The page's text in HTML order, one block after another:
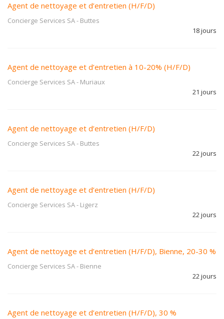
Agent de nettoyage et d’entretien (H/F/D)
Concierge Services SA- Buttes
18 jours
Agent de nettoyage et d’entretien à 10-20% (H/F/D)
Concierge Services SA- Muriaux
21 jours
Agent de nettoyage et d’entretien (H/F/D)
Concierge Services SA- Buttes
22 jours
Agent de nettoyage et d’entretien (H/F/D)
Concierge Services SA- Ligerz
22 jours
Agent de nettoyage et d’entretien (H/F/D), Bienne, 20-30 %
Concierge Services SA- Bienne
22 jours
Agent de nettoyage et d’entretien (H/F/D), 30 %